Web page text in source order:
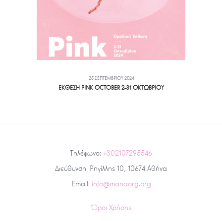
25 ΣΕΠΤΕΜΒΡΊΟΥ 2024
ΕΚΘΕΣΗ PINK OCTOBER 2-31 ΟΚΤΩΒΡΙΟΥ
Τηλέφωνο: +302107295546
Διεύθυνση: Ρηγίλλης 10, 10674 Αθήνα
Email: info@manaorg.org
Όροι Χρήσης